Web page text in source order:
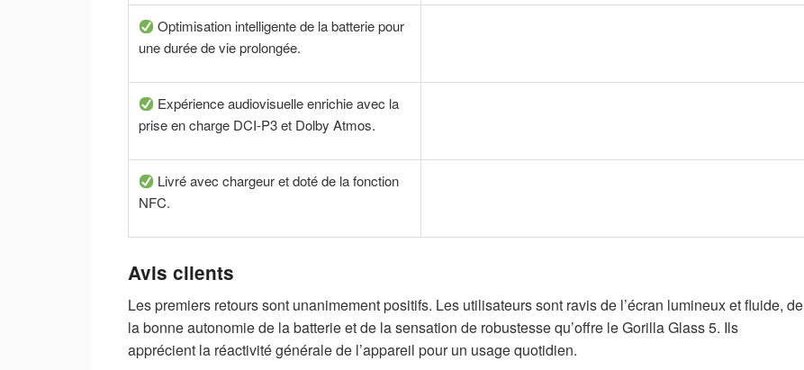
Optimisation intelligente de la batterie pour
une durée de vie prolongée.
Expérience audiovisuelle enrichie avec la
prise en charge DCI-P3 et Dolby Atmos.
Livré avec chargeur et doté de la fonction
NFC.
Avis clients
Les premiers retours sont unanimement positifs. Les utilisateurs sont ravis de l’écran lumineux et fluide, de
la bonne autonomie de la batterie et de la sensation de robustesse qu’offre le Gorilla Glass 5. Ils
apprécient la réactivité générale de l’appareil pour un usage quotidien.